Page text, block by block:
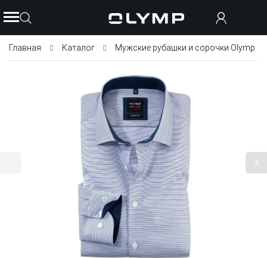
Главная Каталог Мужские рубашки и сорочки Olymp